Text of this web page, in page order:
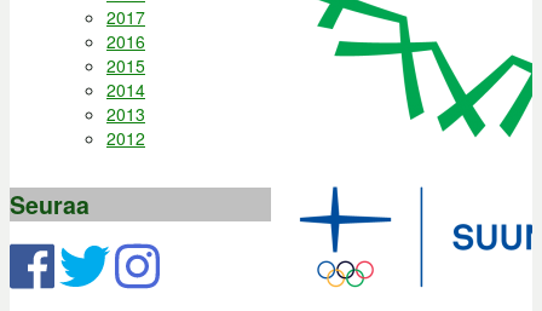
2017
2016
2015
2014
2013
2012
Seuraa